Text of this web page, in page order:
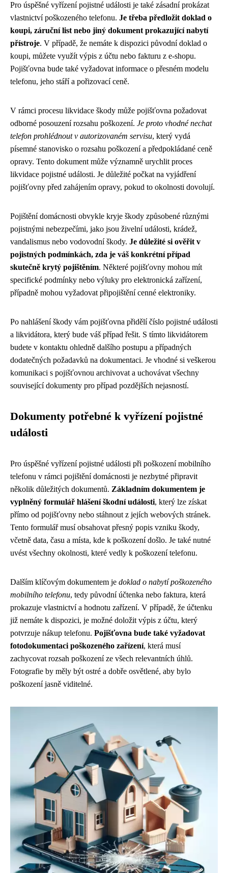
Pro úspěšné vyřízení pojistné události je také zásadní prokázat
vlastnictví poškozeného telefonu. Je třeba předložit doklad o
koupi, záruční list nebo jiný dokument prokazující nabytí
přístroje. V případě, že nemáte k dispozici původní doklad o
koupi, můžete využít výpis z účtu nebo fakturu z e-shopu.
Pojišťovna bude také vyžadovat informace o přesném modelu
telefonu, jeho stáří a pořizovací ceně.
V rámci procesu likvidace škody může pojišťovna požadovat
odborné posouzení rozsahu poškození. Je proto vhodné nechat
telefon prohlédnout v autorizovaném servisu, který vydá
písemné stanovisko o rozsahu poškození a předpokládané ceně
opravy. Tento dokument může významně urychlit proces
likvidace pojistné události. Je důležité počkat na vyjádření
pojišťovny před zahájením opravy, pokud to okolnosti dovolují.
Pojištění domácnosti obvykle kryje škody způsobené různými
pojistnými nebezpečími, jako jsou živelní události, krádež,
vandalismus nebo vodovodní škody. Je důležité si ověřit v
pojistných podmínkách, zda je váš konkrétní případ
skutečně krytý pojištěním. Některé pojišťovny mohou mít
specifické podmínky nebo výluky pro elektronická zařízení,
případně mohou vyžadovat připojištění cenné elektroniky.
Po nahlášení škody vám pojišťovna přidělí číslo pojistné události
a likvidátora, který bude váš případ řešit. S tímto likvidátorem
budete v kontaktu ohledně dalšího postupu a případných
dodatečných požadavků na dokumentaci. Je vhodné si veškerou
komunikaci s pojišťovnou archivovat a uchovávat všechny
související dokumenty pro případ pozdějších nejasností.
Dokumenty potřebné k vyřízení pojistné
události
Pro úspěšné vyřízení pojistné události při poškození mobilního
telefonu v rámci pojištění domácnosti je nezbytné připravit
několik důležitých dokumentů. Základním dokumentem je
vyplněný formulář hlášení škodní události, který lze získat
přímo od pojišťovny nebo stáhnout z jejích webových stránek.
Tento formulář musí obsahovat přesný popis vzniku škody,
včetně data, času a místa, kde k poškození došlo. Je také nutné
uvést všechny okolnosti, které vedly k poškození telefonu.
Dalším klíčovým dokumentem je doklad o nabytí poškozeného
mobilního telefonu, tedy původní účtenka nebo faktura, která
prokazuje vlastnictví a hodnotu zařízení. V případě, že účtenku
již nemáte k dispozici, je možné doložit výpis z účtu, který
potvrzuje nákup telefonu. Pojišťovna bude také vyžadovat
fotodokumentaci poškozeného zařízení, která musí
zachycovat rozsah poškození ze všech relevantních úhlů.
Fotografie by měly být ostré a dobře osvětlené, aby bylo
poškození jasně viditelné.